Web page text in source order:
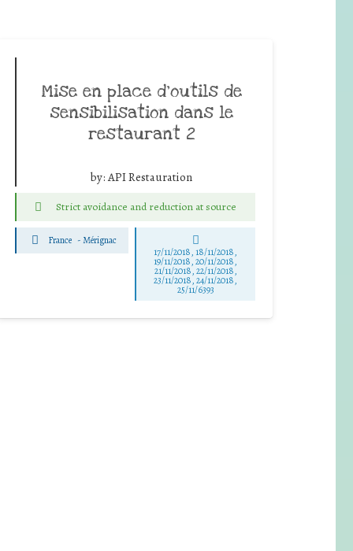
Mise en place d’outils de
sensibilisation dans le
restaurant 2
by:API Restauration
Strict avoidance and reduction at source
France -Mérignac
17/11/2018, 18/11/2018,
19/11/2018, 20/11/2018,
21/11/2018, 22/11/2018,
23/11/2018, 24/11/2018,
25/11/6393